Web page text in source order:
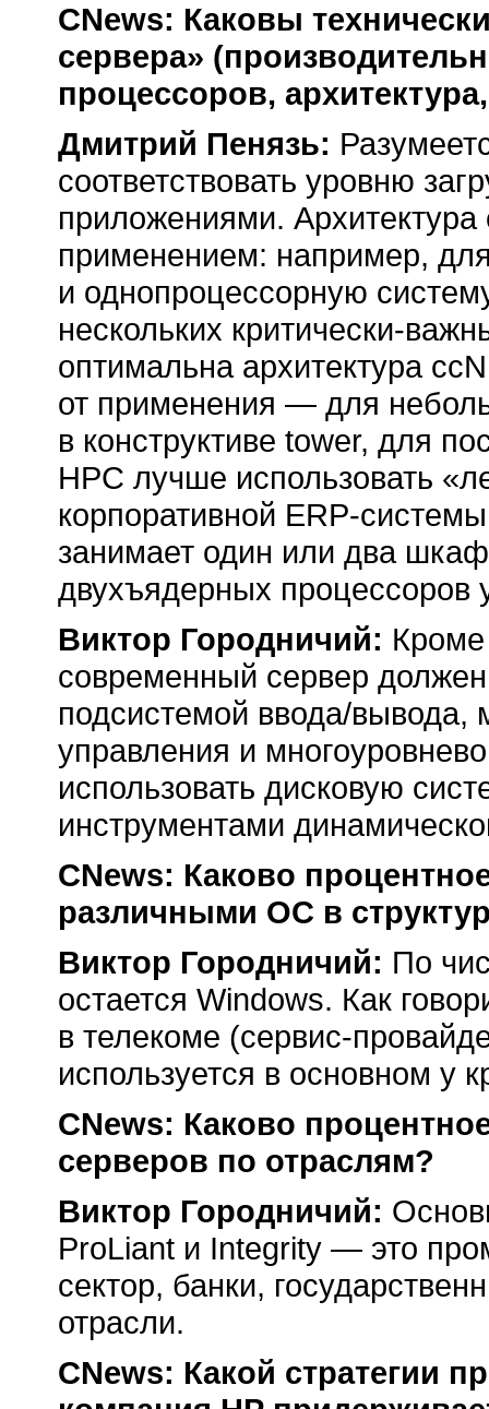
CNews: Каковы
сервера»
процессоров,
Дмитрий Пенязь:
соответствовать уровню
приложениями. Архитектура
применением: например,
и однопроцессорную
нескольких критически-
оптимальна архитектура
от применения — для
в конструктиве tower, для
HPC лучше использовать
корпоративной ERP-системы
занимает один или два
двухъядерных процессоров
Виктор Городничий: Кроме
современный сервер
подсистемой ввода/
управления и
использовать дисковую
инструментами
CNews: Каково
различными ОС в
Виктор Городничий: По
остается Windows. Как
в телекоме (сервис-
используется в основном у
CNews: Каково
серверов по отраслям?
Виктор Городничий:
ProLiant и Integrity — это
сектор, банки,
отрасли.
CNews: Какой стратегии